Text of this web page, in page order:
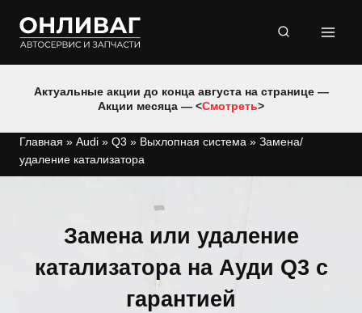
содержимому
Актуальные акции до конца августа на странице —
Акции месяца — <Смотреть>
Главная » Audi » Q3 » Выхлопная система » Замена/
удаление катализатора
Замена или удаление
катализатора на Ауди Q3 с
гарантией